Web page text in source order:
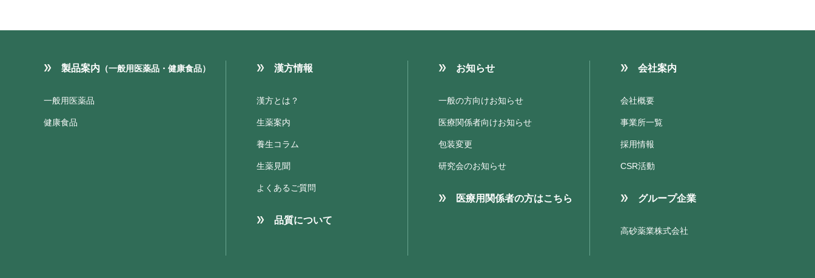
製品案内 （一般用医薬品・健康食品）
一般用医薬品
健康食品
漢方情報
漢方とは？
生薬案内
養生コラム
生薬見聞
よくあるご質問
品質について
お知らせ
一般の方向けお知らせ
医療関係者向けお知らせ
包装変更
研究会のお知らせ
医療用関係者の方はこちら
会社案内
会社概要
事業所一覧
採用情報
CSR活動
グループ企業
高砂薬業株式会社